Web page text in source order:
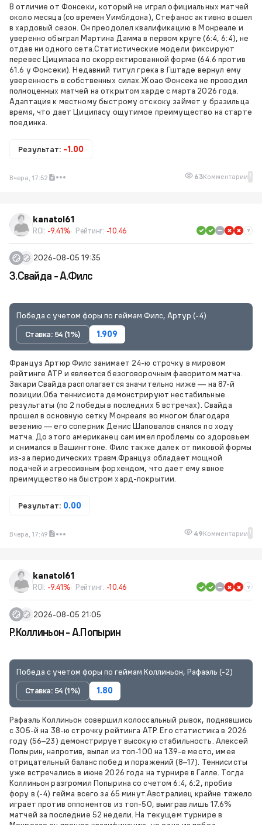
В отличие от Фонсеки, который не играл официальных матчей
около месяца (со времен Уимблдона), Стефанос активно вошел
в хардовый сезон. Он преодолел квалификацию в Монреале и
уверенно обыграл Мартина Дамма в первом круге (6:4, 6:4), не
отдав ни одного сета.Статистические модели фиксируют
перевес Циципаса по скорректированной форме (64.6 против
61.6 у Фонсеки). Недавний титул грека в Гштаде вернул ему
уверенность в собственных силах.Жоао Фонсека не проводил
полноценных матчей на открытом харде с марта 2026 года.
Адаптация к местному быстрому отскоку займет у бразильца
время, что дает Циципасу ощутимое преимущество на старте
поединка.
Результат: -1.00
Вчера, 17:52 63Комментарии 1
kanatol61
ROI: -9.41% Рейтинг: -10.46
2026-08-05 19:35
З.Свайда - А.Филс
Победа с учетом форы по геймам Филс, Артур (-4)
Ставка: 54 (1%)
1.909
Француз Артюр Филс занимает 24-ю строчку в мировом
рейтинге ATP и является безоговорочным фаворитом матча.
Закари Свайда располагается значительно ниже — на 87-й
позиции.Оба теннисиста демонстрируют нестабильные
результаты (по 2 победы в последних 5 встречах). Свайда
прошел в основную сетку Монреаля во многом благодаря
везению — его соперник Денис Шаповалов снялся по ходу
матча. До этого американец сам имел проблемы со здоровьем
и снимался в Вашингтоне. Филс также далек от пиковой формы
из-за периодических травм.Француз обладает мощной
подачей и агрессивным форхендом, что дает ему явное
преимущество на быстром хард-покрытии.
Результат: 0.00
Вчера, 17:49 49Комментарии 1
kanatol61
ROI: -9.41% Рейтинг: -10.46
2026-08-05 21:05
Р.Коллиньон - А.Попырин
Победа с учетом форы по геймам Коллиньон, Рафаэль (-2)
Ставка: 54 (1%)
1.80
Рафаэль Коллиньон совершил колоссальный рывок, поднявшись
с 305-й на 38-ю строчку рейтинга ATP. Его статистика в 2026
году (56–23) демонстрирует высокую стабильность. Алексей
Попырин, напротив, выпал из топ-100 на 139-е место, имея
отрицательный баланс побед и поражений (8–17). Теннисисты
уже встречались в июне 2026 года на турнире в Галле. Тогда
Коллиньон разгромил Попырина со счетом 6:4, 6:2, пробив
фору в (-4) гейма всего за 65 минут.Австралиец крайне тяжело
играет против оппонентов из топ-50, выиграв лишь 17.6%
матчей за последние 52 недели. На текущем турнире в